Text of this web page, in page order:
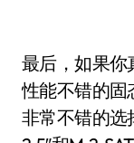
最后，如果你
性能不错的固
非常不错的选